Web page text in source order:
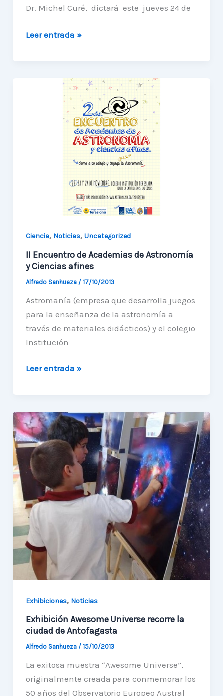
Dr. Michel Curé, dictará este jueves 24 de
Astrometeorología:
condiciones
atmosféricas
astronómico
Leer entrada »
Ciencia, Noticias, Uncategorized
II Encuentro de Academias de Astronomía
y Ciencias afines
Alfredo Sanhueza / 17/10/2013
Astromanía (empresa que desarrolla juegos
para la enseñanza de la astronomía a
través de materiales didácticos) y el colegio
Institución
II
Academias
de
Astronomía
Ciencias
afines
Leer entrada »
Exhibiciones, Noticias
Exhibición Awesome Universe recorre la
ciudad de Antofagasta
Alfredo Sanhueza / 15/10/2013
La exitosa muestra “Awesome Universe”,
originalmente creada para conmemorar los
50 años del Observatorio Europeo Austral